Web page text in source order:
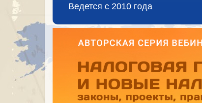
Ведется с 2010 года